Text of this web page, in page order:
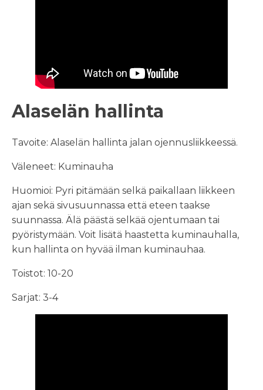
Alaselän hallinta
Tavoite: Alaselän hallinta jalan ojennusliikkeessä.
Väleneet: Kuminauha
Huomioi: Pyri pitämään selkä paikallaan liikkeen
ajan sekä sivusuunnassa että eteen taakse
suunnassa. Älä päästä selkää ojentumaan tai
pyöristymään. Voit lisätä haastetta kuminauhalla,
kun hallinta on hyvää ilman kuminauhaa.
Toistot: 10-20
Sarjat: 3-4